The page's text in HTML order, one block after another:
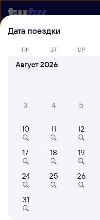
Выберите
билеты
Куда
Когда
Кто едет
Дата поездки
ПН ВТ СР
Август 2026
3 4 5
10 11 12
17 18 19
24 25 26
31